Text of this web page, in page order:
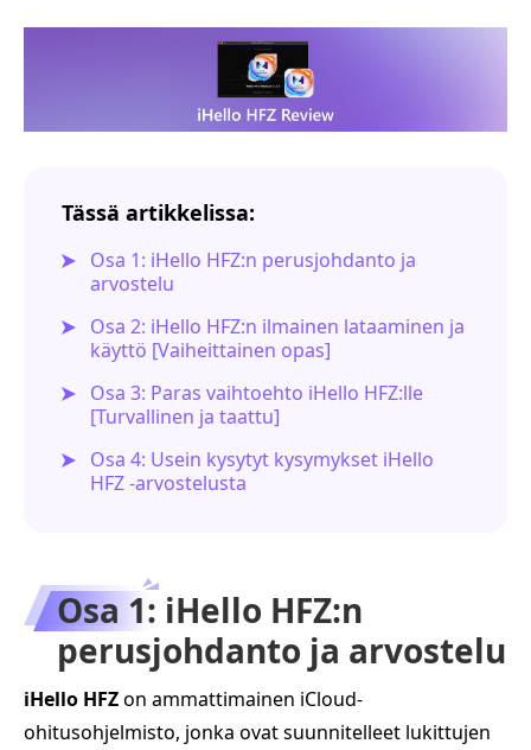
Tässä artikkelissa:
Osa 1: iHello HFZ:n perusjohdanto ja
arvostelu
Osa 2: iHello HFZ:n ilmainen lataaminen ja
käyttö [Vaiheittainen opas]
Osa 3: Paras vaihtoehto iHello HFZ:lle
[Turvallinen ja taattu]
Osa 4: Usein kysytyt kysymykset iHello
HFZ -arvostelusta
Osa 1: iHello HFZ:n
perusjohdanto ja arvostelu
iHello HFZon ammattimainen iCloud-
ohitusohjelmisto, jonka ovat suunnitelleet lukittujen